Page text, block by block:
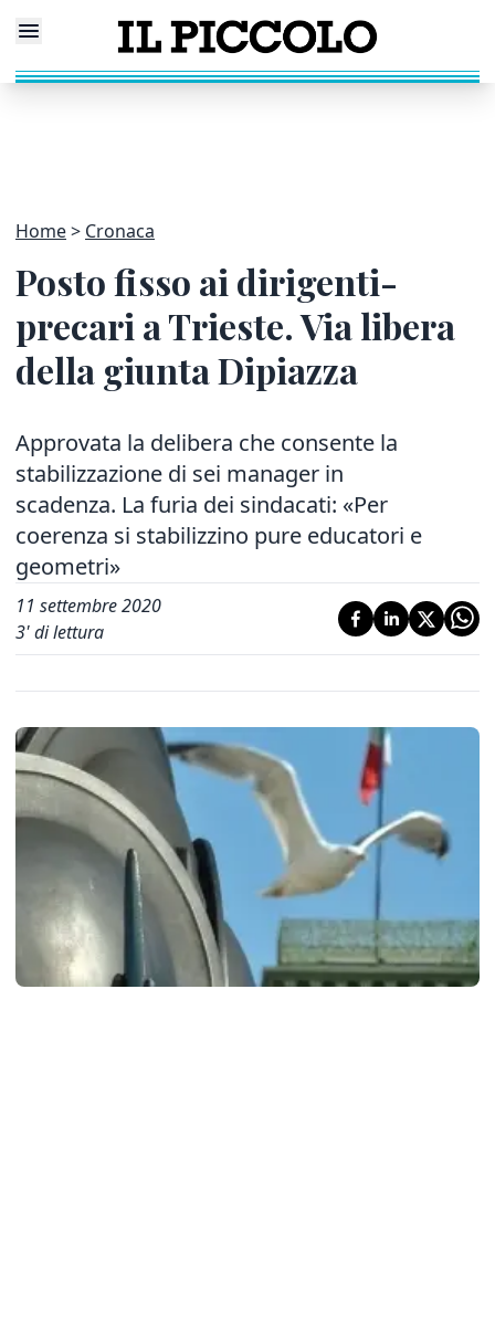
Home Cronaca
Posto fisso ai dirigenti-
precari a Trieste. Via libera
della giunta Dipiazza
Approvata la delibera che consente la
stabilizzazione di sei manager in
scadenza. La furia dei sindacati: «Per
coerenza si stabilizzino pure educatori e
geometri»
11 settembre 2020
3' di lettura